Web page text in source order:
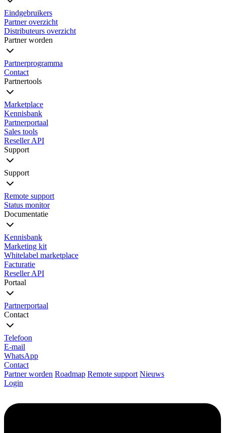
Eindgebruikers
Partner overzicht
Distributeurs overzicht
Partner worden
Partnerprogramma
Contact
Partnertools
Marketplace
Kennisbank
Partnerportaal
Sales tools
Reseller API
Support
Support
Remote support
Status monitor
Documentatie
Kennisbank
Marketing kit
Whitelabel marketplace
Facturatie
Reseller API
Portaal
Partnerportaal
Contact
Telefoon
E-mail
WhatsApp
Contact
Partner worden Roadmap Remote support Nieuws
Login